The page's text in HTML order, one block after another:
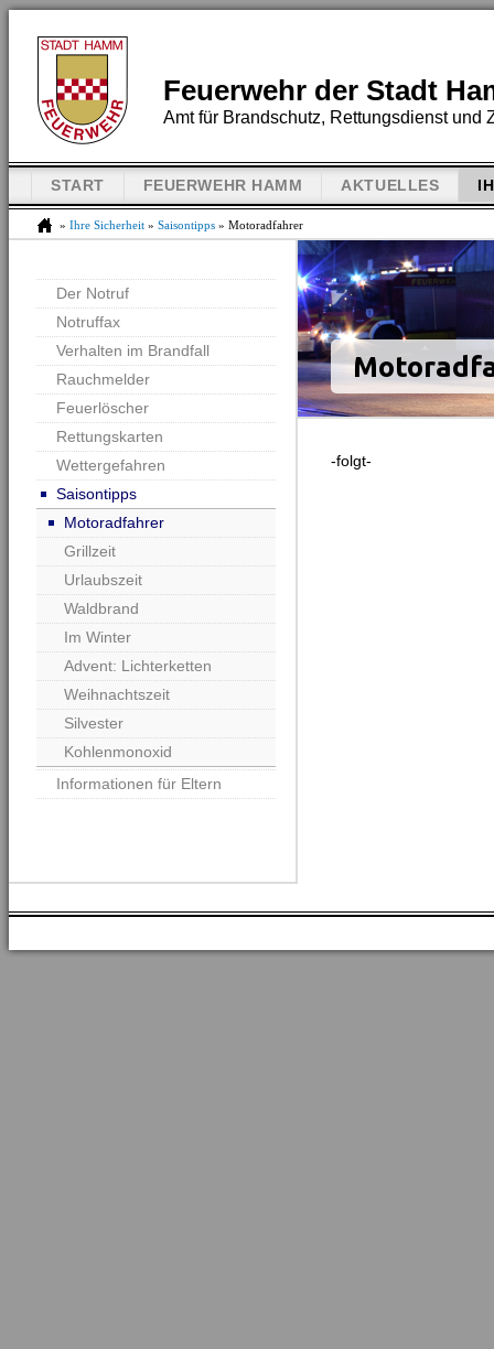
Feuerwehr der Stadt
Amt für Brandschutz, Rettungsdienst und
START FEUERWEHR HAMM AKTUELLES
» Ihre Sicherheit » Saisontipps » Motoradfahrer
Der Notruf
Notruffax
Verhalten im Brandfall
Rauchmelder
Feuerlöscher
Rettungskarten
Wettergefahren
Saisontipps
Motoradfahrer
Grillzeit
Urlaubszeit
Waldbrand
Im Winter
Advent: Lichterketten
Weihnachtszeit
Silvester
Kohlenmonoxid
Informationen für Eltern
-folgt-